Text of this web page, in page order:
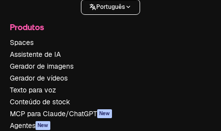
Português
Produtos
Spaces
Assistente de IA
Gerador de imagens
Gerador de vídeos
Texto para voz
Conteúdo de stock
MCP para Claude/ChatGPT New
Agentes New